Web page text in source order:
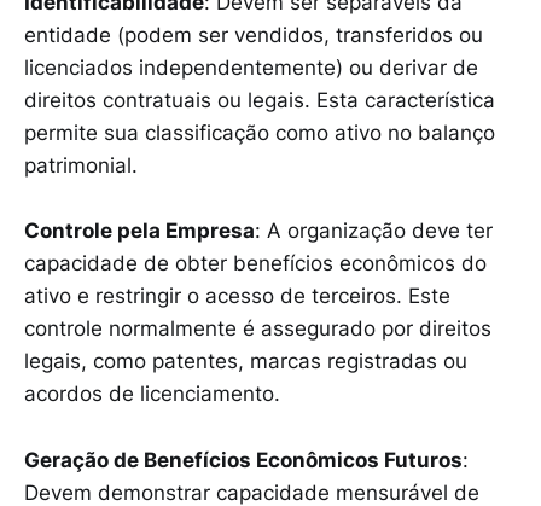
entidade (podem ser vendidos, transferidos ou
licenciados independentemente) ou derivar de
direitos contratuais ou legais. Esta característica
permite sua classificação como ativo no balanço
patrimonial.
Controle pela Empresa: A organização deve ter
capacidade de obter benefícios econômicos do
ativo e restringir o acesso de terceiros. Este
controle normalmente é assegurado por direitos
legais, como patentes, marcas registradas ou
acordos de licenciamento.
Geração de Benefícios Econômicos Futuros:
Devem demonstrar capacidade mensurável de